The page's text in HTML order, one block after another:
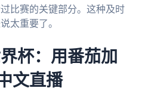
比赛的关键部分。这种及时
太重要了。
杯：用番茄加
文直播